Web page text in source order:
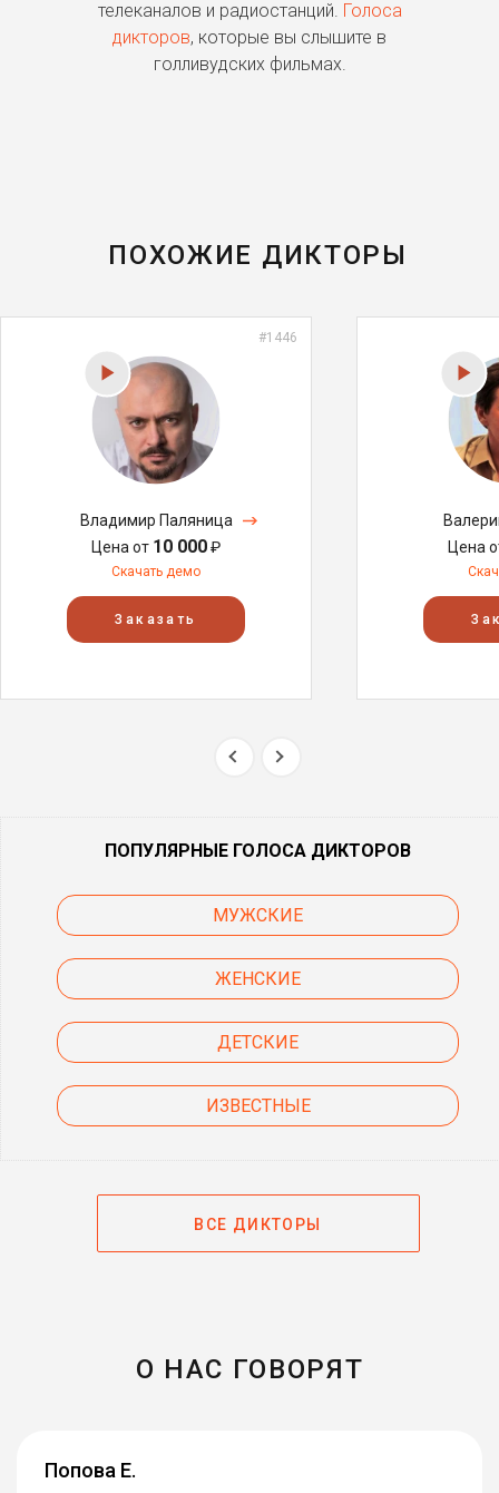
телеканалов и радиостанций. Голоса
дикторов, которые вы слышите в
голливудских фильмах.
ПОХОЖИЕ ДИКТОРЫ
#1446
Владимир Паляница
Цена от 10 000₽
Скачать демо
Заказать
Цена
ПОПУЛЯРНЫЕ ГОЛОСА ДИКТОРОВ
МУЖСКИЕ
ЖЕНСКИЕ
ДЕТСКИЕ
ИЗВЕСТНЫЕ
ВСЕ ДИКТОРЫ
О НАС ГОВОРЯТ
Попова Е.